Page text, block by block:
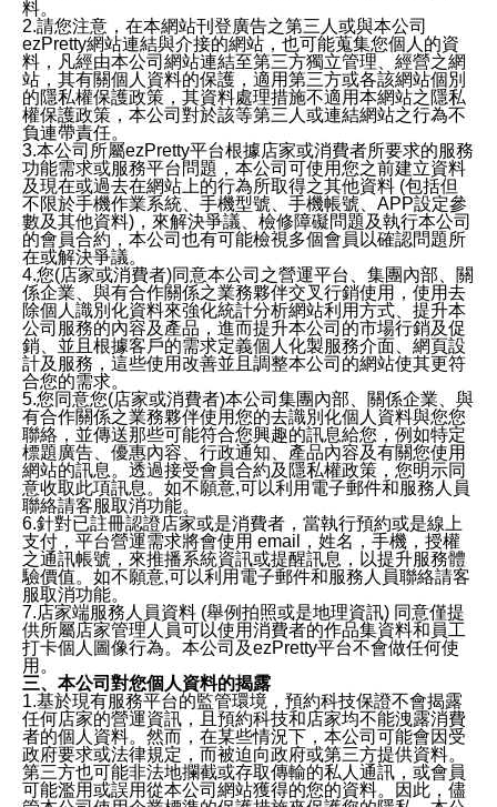
料。
2.請您注意，在本網站刊登廣告之第三人或與本公司
ezPretty網站連結與介接的網站，也可能蒐集您個人的資
料，凡經由本公司網站連結至第三方獨立管理、經營之網
站，其有關個人資料的保護，適用第三方或各該網站個別
的隱私權保護政策，其資料處理措施不適用本網站之隱私
權保護政策，本公司對於該等第三人或連結網站之行為不
負連帶責任。
3.本公司所屬ezPretty平台根據店家或消費者所要求的服務
功能需求或服務平台問題，本公司可使用您之前建立資料
及現在或過去在網站上的行為所取得之其他資料 (包括但
不限於手機作業系統、手機型號、手機帳號、APP設定參
數及其他資料)，來解決爭議、檢修障礙問題及執行本公司
的會員合約，本公司也有可能檢視多個會員以確認問題所
在或解決爭議。
4.您(店家或消費者)同意本公司之營運平台、集團內部、關
係企業、與有合作關係之業務夥伴交叉行銷使用，使用去
除個人識別化資料來強化統計分析網站利用方式、提升本
公司服務的內容及產品，進而提升本公司的市場行銷及促
銷、並且根據客戶的需求定義個人化製服務介面、網頁設
計及服務，這些使用改善並且調整本公司的網站使其更符
合您的需求。
5.您同意您(店家或消費者)本公司集團內部、關係企業、與
有合作關係之業務夥伴使用您的去識別化個人資料與您您
聯絡，並傳送那些可能符合您興趣的訊息給您，例如特定
標題廣告、優惠內容、行政通知、產品內容及有關您使用
網站的訊息。透過接受會員合約及隱私權政策，您明示同
意收取此項訊息。如不願意,可以利用電子郵件和服務人員
聯絡請客服取消功能。
6.針對已註冊認證店家或是消費者，當執行預約或是線上
支付，平台營運需求將會使用 email，姓名，手機，授權
之通訊帳號，來推播系統資訊或提醒訊息，以提升服務體
驗價值。如不願意,可以利用電子郵件和服務人員聯絡請客
服取消功能。
7.店家端服務人員資料 (舉例拍照或是地理資訊) 同意僅提
供所屬店家管理人員可以使用消費者的作品集資料和員工
打卡個人圖像行為。本公司及ezPretty平台不會做任何使
用。
三、本公司對您個人資料的揭露
1.基於現有服務平台的監管環境，預約科技保證不會揭露
任何店家的營運資訊，且預約科技和店家均不能洩露消費
者的個人資料。然而，在某些情況下，本公司可能會因受
政府要求或法律規定，而被迫向政府或第三方提供資料。
第三方也可能非法地攔截或存取傳輸的私人通訊，或會員
可能濫用或誤用從本公司網站獲得的您的資料。因此，儘